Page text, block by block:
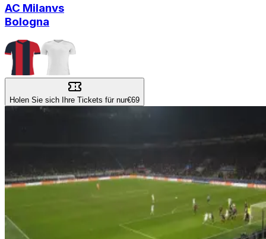
AC Milanvs
Bologna
Holen Sie sich Ihre Tickets für nur€69